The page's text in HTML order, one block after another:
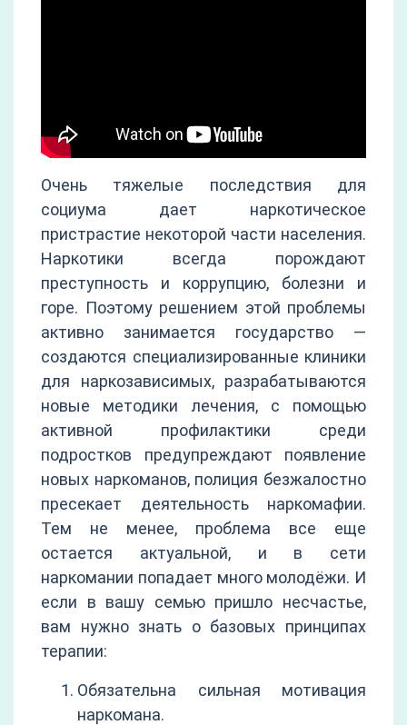
Очень тяжелые последствия для
социума дает наркотическое
пристрастие некоторой части населения.
Наркотики всегда порождают
преступность и коррупцию, болезни и
горе. Поэтому решением этой проблемы
активно занимается государство —
создаются специализированные клиники
для наркозависимых, разрабатываются
новые методики лечения, с помощью
активной профилактики среди
подростков предупреждают появление
новых наркоманов, полиция безжалостно
пресекает деятельность наркомафии.
Тем не менее, проблема все еще
остается актуальной, и в сети
наркомании попадает много молодёжи. И
если в вашу семью пришло несчастье,
вам нужно знать о базовых принципах
терапии:
Обязательна сильная мотивация
наркомана.